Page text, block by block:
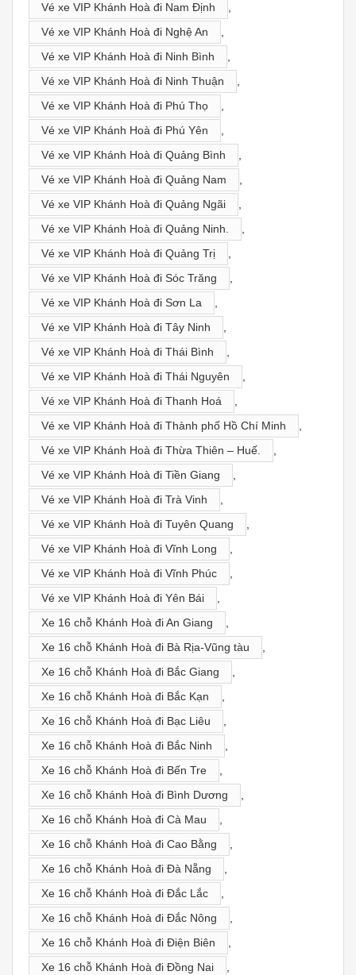
Vé xe VIP Khánh Hoà đi Nam Định
,
Vé xe VIP Khánh Hoà đi Nghệ An
,
Vé xe VIP Khánh Hoà đi Ninh Bình
,
Vé xe VIP Khánh Hoà đi Ninh Thuận
,
Vé xe VIP Khánh Hoà đi Phú Thọ
,
Vé xe VIP Khánh Hoà đi Phú Yên
,
Vé xe VIP Khánh Hoà đi Quảng Bình
,
Vé xe VIP Khánh Hoà đi Quảng Nam
,
Vé xe VIP Khánh Hoà đi Quảng Ngãi
,
Vé xe VIP Khánh Hoà đi Quảng Ninh.
,
Vé xe VIP Khánh Hoà đi Quảng Trị
,
Vé xe VIP Khánh Hoà đi Sóc Trăng
,
Vé xe VIP Khánh Hoà đi Sơn La
,
Vé xe VIP Khánh Hoà đi Tây Ninh
,
Vé xe VIP Khánh Hoà đi Thái Bình
,
Vé xe VIP Khánh Hoà đi Thái Nguyên
,
Vé xe VIP Khánh Hoà đi Thanh Hoá
,
Vé xe VIP Khánh Hoà đi Thành phố Hồ Chí Minh
,
Vé xe VIP Khánh Hoà đi Thừa Thiên – Huế.
,
Vé xe VIP Khánh Hoà đi Tiền Giang
,
Vé xe VIP Khánh Hoà đi Trà Vinh
,
Vé xe VIP Khánh Hoà đi Tuyên Quang
,
Vé xe VIP Khánh Hoà đi Vĩnh Long
,
Vé xe VIP Khánh Hoà đi Vĩnh Phúc
,
Vé xe VIP Khánh Hoà đi Yên Bái
,
Xe 16 chỗ Khánh Hoà đi An Giang
,
Xe 16 chỗ Khánh Hoà đi Bà Rịa-Vũng tàu
,
Xe 16 chỗ Khánh Hoà đi Bắc Giang
,
Xe 16 chỗ Khánh Hoà đi Bắc Kạn
,
Xe 16 chỗ Khánh Hoà đi Bạc Liêu
,
Xe 16 chỗ Khánh Hoà đi Bắc Ninh
,
Xe 16 chỗ Khánh Hoà đi Bến Tre
,
Xe 16 chỗ Khánh Hoà đi Bình Dương
,
Xe 16 chỗ Khánh Hoà đi Cà Mau
,
Xe 16 chỗ Khánh Hoà đi Cao Bằng
,
Xe 16 chỗ Khánh Hoà đi Đà Nẵng
,
Xe 16 chỗ Khánh Hoà đi Đắc Lắc
,
Xe 16 chỗ Khánh Hoà đi Đắc Nông
,
Xe 16 chỗ Khánh Hoà đi Điện Biên
,
Xe 16 chỗ Khánh Hoà đi Đồng Nai
,